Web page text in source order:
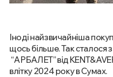
Іноді найзвичайніша
щось більше. Так
“АРБАЛЕТ” від
влітку 2024 року в Сумах.